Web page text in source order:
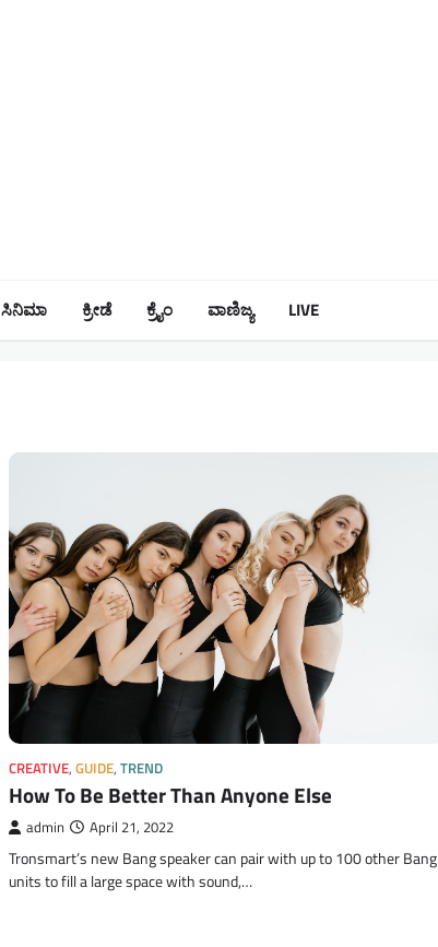
ಸಿನಿಮಾ ಕ್ರೀಡೆ ಕ್ರೈಂ ವಾಣಿಜ್ಯ LIVE
CREATIVE, GUIDE, TREND
How To Be Better Than Anyone Else
admin April 21, 2022
Tronsmart’s new Bang speaker can pair with up to 100 other Bang
units to fill a large space with sound,…